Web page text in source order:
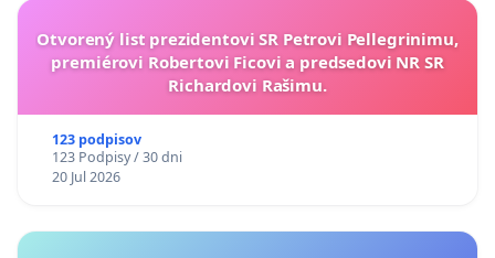
Otvorený list prezidentovi SR Petrovi Pellegrinimu,
premiérovi Robertovi Ficovi a predsedovi NR SR
Richardovi Rašimu.
123 podpisov
123 Podpisy / 30 dni
20 Jul 2026